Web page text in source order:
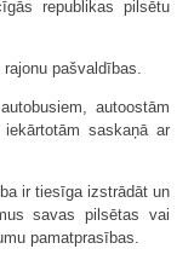
republikas pilsētu
pašvaldības.
autoostām
saskaņā ar
ir tiesīga izstrādāt un
savas pilsētas vai
pamatprasības.